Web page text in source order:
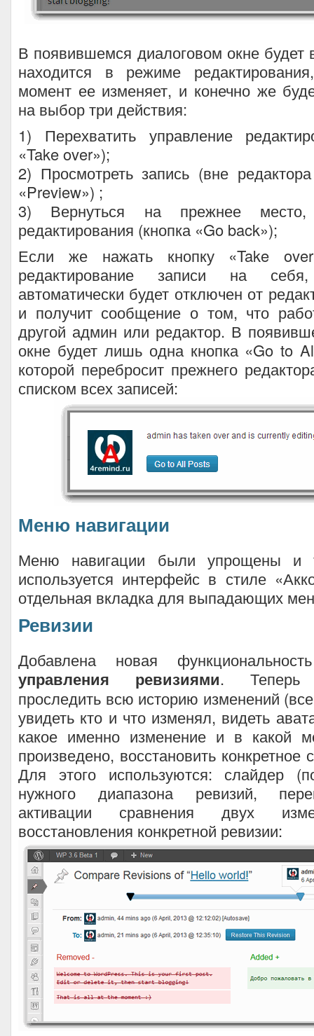
В появившемся диалоговом окне будет
находится в режиме
момент ее изменяет, и конечно же
на выбор три действия:
1) Перехватить управление
«Take over»);
2) Просмотреть запись (вне
«Preview») ;
3) Вернуться на прежнее место,
редактирования (кнопка «Go back»);
Если же нажать кнопку «Take
редактирование записи на
автоматически будет отключен от
и получит сообщение о том, что
другой админ или редактор. В
окне будет лишь одна кнопка «Go to
которой перебросит прежнего
списком всех записей:
Меню навигации
Меню навигации были упрощены и
используется интерфейс в стиле
отдельная вкладка для выпадающих
Ревизии
Добавлена новая
управления ревизиями. Теперь
проследить всю историю изменений
увидеть кто и что изменял, видеть
какое именно изменение и в какой
произведено, восстановить конкретное
Для этого используются: слайдер
нужного диапазона ревизий,
активации сравнения двух
восстановления конкретной ревизии: